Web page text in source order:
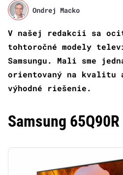
Ondrej Macko
V našej redakcii sa
tohtoročné modely
Samsungu. Mali sme
orientovaný na kvalitu
výhodné riešenie.
Samsung 65Q90R